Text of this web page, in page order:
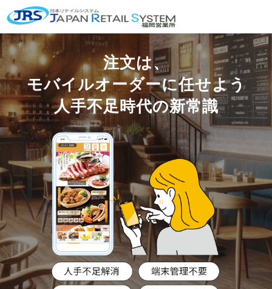
注文は、
モバイルオーダーに任せよう
人手不足時代の新常識